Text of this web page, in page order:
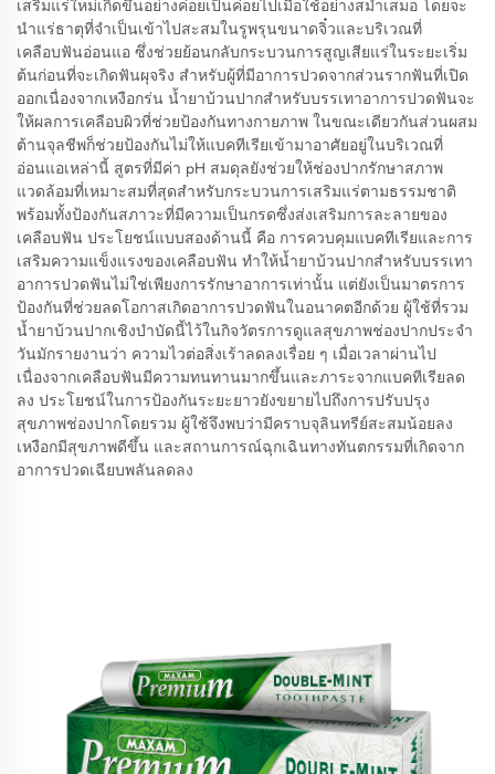
เสริมแร่ใหม่เกิดขึ้นอย่างค่อยเป็นค่อยไปเมื่อใช้อย่างสม่ำเสมอ โดยจะ
นำแร่ธาตุที่จำเป็นเข้าไปสะสมในรูพรุนขนาดจิ๋วและบริเวณที่
เคลือบฟันอ่อนแอ ซึ่งช่วยย้อนกลับกระบวนการสูญเสียแร่ในระยะเริ่ม
ต้นก่อนที่จะเกิดฟันผุจริง สำหรับผู้ที่มีอาการปวดจากส่วนรากฟันที่เปิด
ออกเนื่องจากเหงือกร่น น้ำยาบ้วนปากสำหรับบรรเทาอาการปวดฟันจะ
ให้ผลการเคลือบผิวที่ช่วยป้องกันทางกายภาพ ในขณะเดียวกันส่วนผสม
ต้านจุลชีพก็ช่วยป้องกันไม่ให้แบคทีเรียเข้ามาอาศัยอยู่ในบริเวณที่
อ่อนแอเหล่านี้ สูตรที่มีค่า pH สมดุลยังช่วยให้ช่องปากรักษาสภาพ
แวดล้อมที่เหมาะสมที่สุดสำหรับกระบวนการเสริมแร่ตามธรรมชาติ
พร้อมทั้งป้องกันสภาวะที่มีความเป็นกรดซึ่งส่งเสริมการละลายของ
เคลือบฟัน ประโยชน์แบบสองด้านนี้ คือ การควบคุมแบคทีเรียและการ
เสริมความแข็งแรงของเคลือบฟัน ทำให้น้ำยาบ้วนปากสำหรับบรรเทา
อาการปวดฟันไม่ใช่เพียงการรักษาอาการเท่านั้น แต่ยังเป็นมาตรการ
ป้องกันที่ช่วยลดโอกาสเกิดอาการปวดฟันในอนาคตอีกด้วย ผู้ใช้ที่รวม
น้ำยาบ้วนปากเชิงบำบัดนี้ไว้ในกิจวัตรการดูแลสุขภาพช่องปากประจำ
วันมักรายงานว่า ความไวต่อสิ่งเร้าลดลงเรื่อย ๆ เมื่อเวลาผ่านไป
เนื่องจากเคลือบฟันมีความทนทานมากขึ้นและภาระจากแบคทีเรียลด
ลง ประโยชน์ในการป้องกันระยะยาวยังขยายไปถึงการปรับปรุง
สุขภาพช่องปากโดยรวม ผู้ใช้จึงพบว่ามีคราบจุลินทรีย์สะสมน้อยลง
เหงือกมีสุขภาพดีขึ้น และสถานการณ์ฉุกเฉินทางทันตกรรมที่เกิดจาก
อาการปวดเฉียบพลันลดลง